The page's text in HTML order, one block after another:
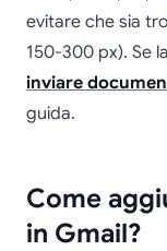
evitare che sia
150-300 px). Se
inviare
guida.
Come
in Gmail?